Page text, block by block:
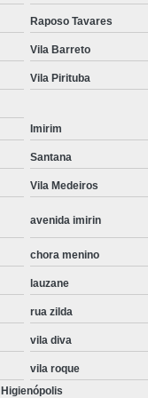
Instalação de
Instalação
Instalação
Instalar
Instalação
Instalação
Lava e
Manutenção de
Raposo Tavares
Vila Barreto
Vila Pirituba
Imirim
Santana
Vila Medeiros
avenida imirin
chora menino
lauzane
rua zilda
vila diva
vila roque
Higienópolis